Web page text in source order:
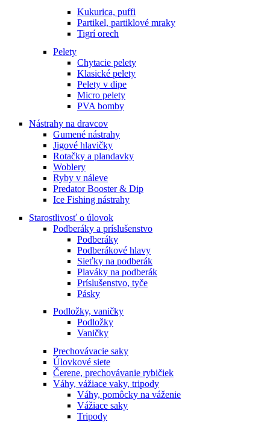
Kukurica, puffi
Partikel, partiklové mraky
Tigrí orech
Pelety
Chytacie pelety
Klasické pelety
Pelety v dipe
Micro pelety
PVA bomby
Nástrahy na dravcov
Gumené nástrahy
Jigové hlavičky
Rotačky a plandavky
Woblery
Ryby v náleve
Predator Booster & Dip
Ice Fishing nástrahy
Starostlivosť o úlovok
Podberáky a príslušenstvo
Podberáky
Podberákové hlavy
Sieťky na podberák
Plaváky na podberák
Príslušenstvo, tyče
Pásky
Podložky, vaničky
Podložky
Vaničky
Prechovávacie saky
Úlovkové siete
Čerene, prechovávanie rybičiek
Váhy, vážiace vaky, tripody
Váhy, pomôcky na váženie
Vážiace saky
Tripody